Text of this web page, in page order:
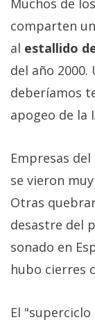
Muchos de
comparten
al estallido
del año
deberíamos
apogeo de la
Empresas
se vieron
Otras
desastre del
sonado en
hubo cierres
El